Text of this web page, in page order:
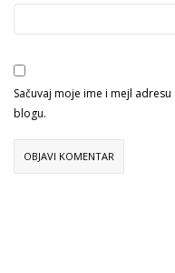
Sačuvaj moje ime i mejl
blogu.